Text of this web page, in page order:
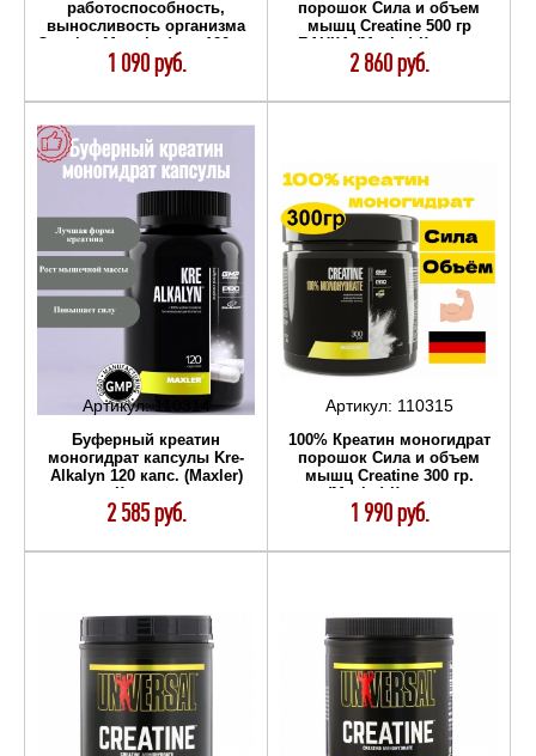
работоспособность,
выносливость организма
Creatine Monohydrate 120 гр.
(Ultimate Nutrition) Креатин
1 090 руб.
порошок Сила и объем
мышц Creatine 500 гр
БАНКА (Maxler) Креатин
2 860 руб.
Артикул:110314
Буферный креатин
моногидрат капсулы Kre-
Alkalyn 120 капс. (Maxler)
Креатин
2 585 руб.
Артикул: 110315
100% Креатин моногидрат
порошок Сила и объем
мышц Creatine 300 гр.
(Maxler) Креатин
1 990 руб.